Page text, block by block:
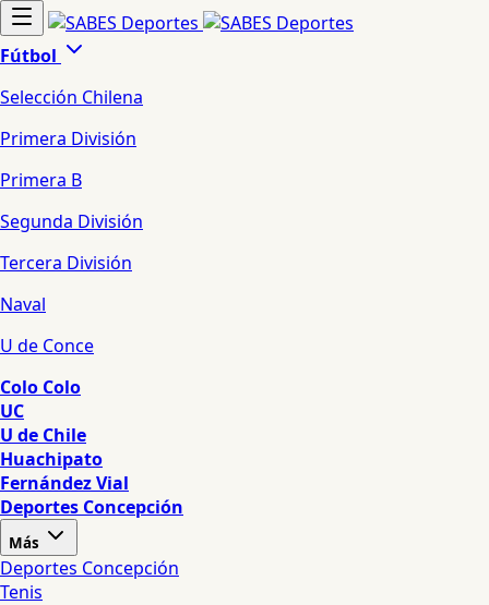
Fútbol
Selección Chilena
Primera División
Primera B
Segunda División
Tercera División
Naval
U de Conce
Colo Colo
UC
U de Chile
Huachipato
Fernández Vial
Deportes Concepción
Más
Deportes Concepción
Tenis